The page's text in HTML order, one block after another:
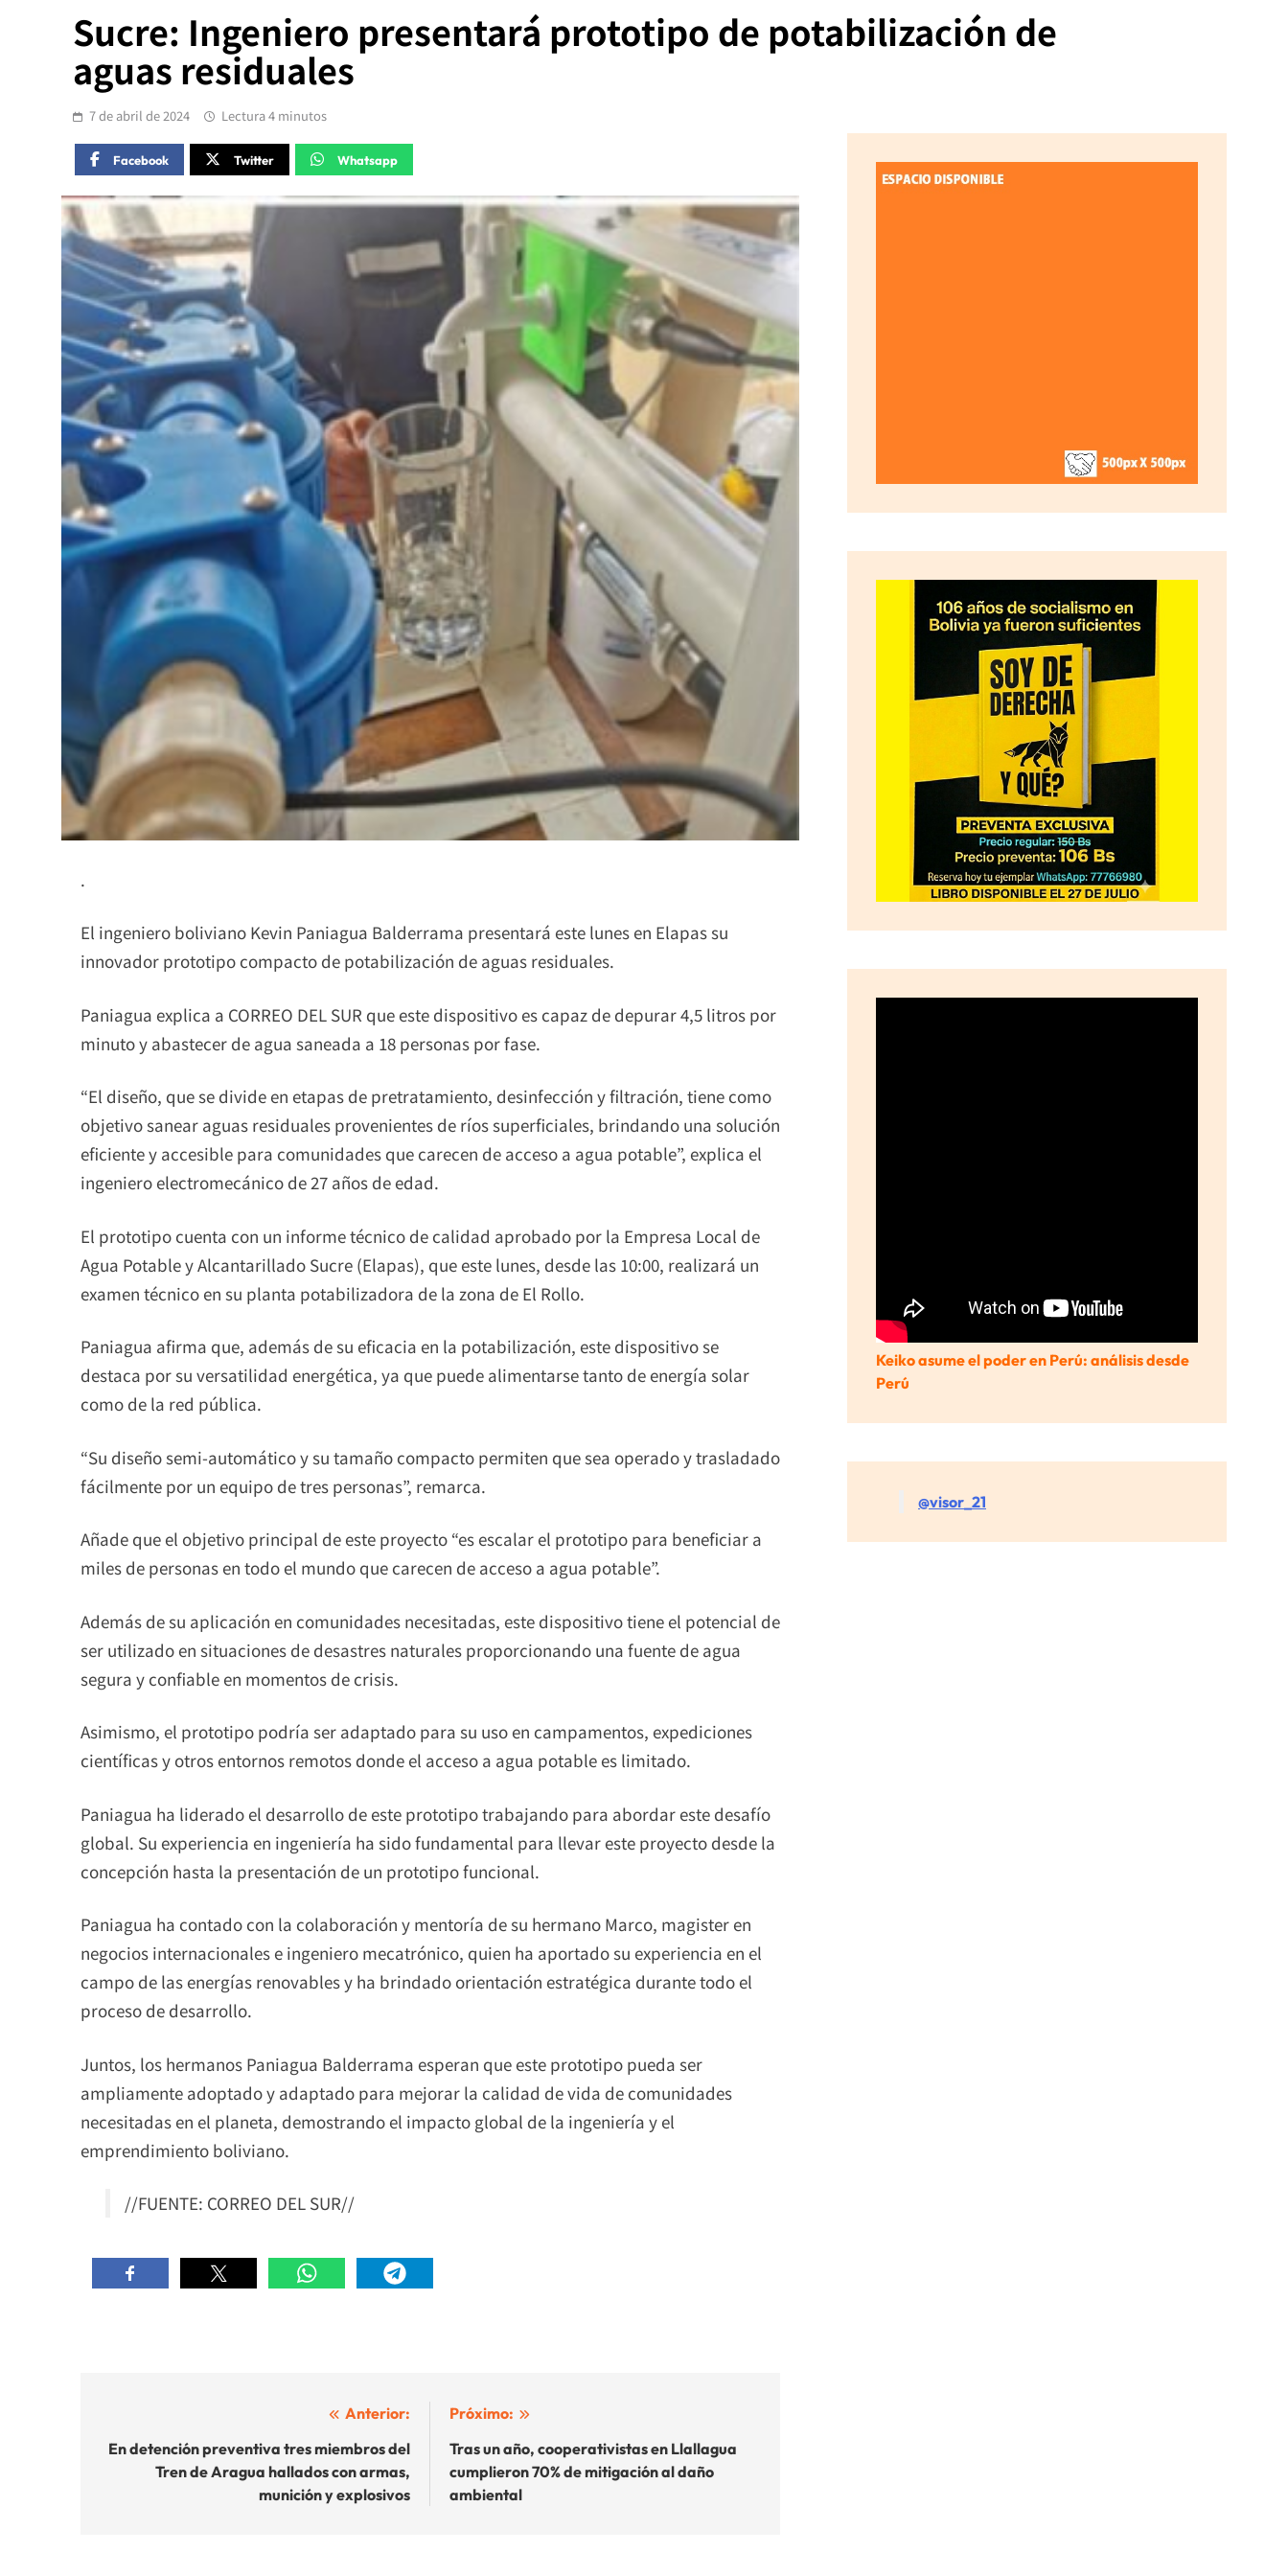
Sucre: Ingeniero presentará prototipo de potabilización de
aguas residuales
7 de abril de 2024 Lectura 4 minutos
Facebook Twitter Whatsapp
.
El ingeniero boliviano Kevin Paniagua Balderrama presentará este lunes en Elapas su
innovador prototipo compacto de potabilización de aguas residuales.
Paniagua explica a CORREO DEL SUR que este dispositivo es capaz de depurar 4,5 litros por
minuto y abastecer de agua saneada a 18 personas por fase.
“El diseño, que se divide en etapas de pretratamiento, desinfección y filtración, tiene como
objetivo sanear aguas residuales provenientes de ríos superficiales, brindando una solución
eficiente y accesible para comunidades que carecen de acceso a agua potable”, explica el
ingeniero electromecánico de 27 años de edad.
El prototipo cuenta con un informe técnico de calidad aprobado por la Empresa Local de
Agua Potable y Alcantarillado Sucre (Elapas), que este lunes, desde las 10:00, realizará un
examen técnico en su planta potabilizadora de la zona de El Rollo.
Paniagua afirma que, además de su eficacia en la potabilización, este dispositivo se
destaca por su versatilidad energética, ya que puede alimentarse tanto de energía solar
como de la red pública.
“Su diseño semi-automático y su tamaño compacto permiten que sea operado y trasladado
fácilmente por un equipo de tres personas”, remarca.
Añade que el objetivo principal de este proyecto “es escalar el prototipo para beneficiar a
miles de personas en todo el mundo que carecen de acceso a agua potable”.
Además de su aplicación en comunidades necesitadas, este dispositivo tiene el potencial de
ser utilizado en situaciones de desastres naturales proporcionando una fuente de agua
segura y confiable en momentos de crisis.
Asimismo, el prototipo podría ser adaptado para su uso en campamentos, expediciones
científicas y otros entornos remotos donde el acceso a agua potable es limitado.
Paniagua ha liderado el desarrollo de este prototipo trabajando para abordar este desafío
global. Su experiencia en ingeniería ha sido fundamental para llevar este proyecto desde la
concepción hasta la presentación de un prototipo funcional.
Paniagua ha contado con la colaboración y mentoría de su hermano Marco, magister en
negocios internacionales e ingeniero mecatrónico, quien ha aportado su experiencia en el
campo de las energías renovables y ha brindado orientación estratégica durante todo el
proceso de desarrollo.
Juntos, los hermanos Paniagua Balderrama esperan que este prototipo pueda ser
ampliamente adoptado y adaptado para mejorar la calidad de vida de comunidades
necesitadas en el planeta, demostrando el impacto global de la ingeniería y el
emprendimiento boliviano.
//FUENTE: CORREO DEL SUR//
de
entradas
Anterior:
En detención preventiva tres miembros del
Tren de Aragua hallados con armas,
munición y explosivos
Próximo:
Tras un año, cooperativistas en Llallagua
cumplieron 70% de mitigación al daño
ambiental
Keiko asume el poder en Perú: análisis desde
Perú
@visor_21